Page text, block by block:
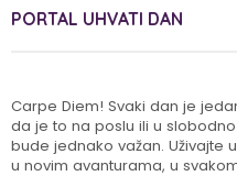
PORTAL UHVATI DAN
Carpe Diem! Svaki dan je
da je to na poslu ili u
bude jednako važan. Uživajte
u novim avanturama, u